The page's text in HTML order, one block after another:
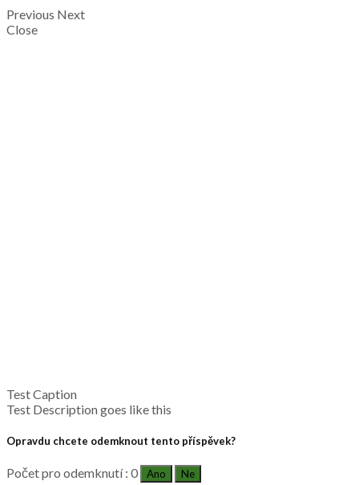
Previous Next
Close
Test Caption
Test Description goes like this
Opravdu chcete odemknout tento příspěvek?
Počet pro odemknutí : 0 Ano Ne